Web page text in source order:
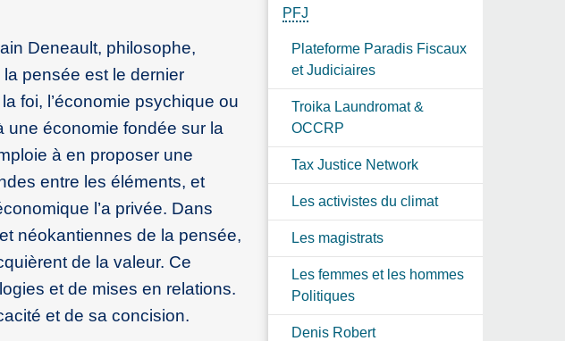
Deneault, philosophe,
pensée est le dernier
foi, l’économie psychique ou
une économie fondée sur la
à en proposer une
entre les éléments, et
l’a privée. Dans
néokantiennes de la pensée,
de la valeur. Ce
et de mises en relations.
et de sa concision.
PFJ
Plateforme Paradis Fiscaux
et Judiciaires
Troika Laundromat &
OCCRP
Tax Justice Network
Les activistes du climat
Les magistrats
Les femmes et les hommes
Politiques
Denis Robert